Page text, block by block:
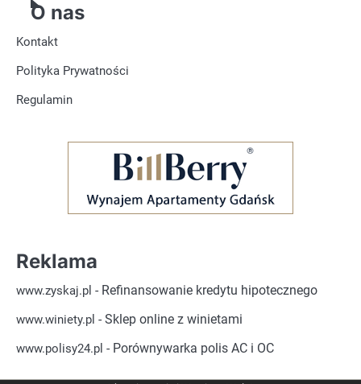
O nas
Kontakt
Polityka Prywatności
Regulamin
Reklama
www.zyskaj.pl - Refinansowanie kredytu hipotecznego
www.winiety.pl - Sklep online z winietami
www.polisy24.pl - Porównywarka polis AC i OC